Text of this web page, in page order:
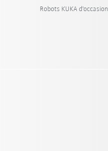
Robots KUKA d'occasion